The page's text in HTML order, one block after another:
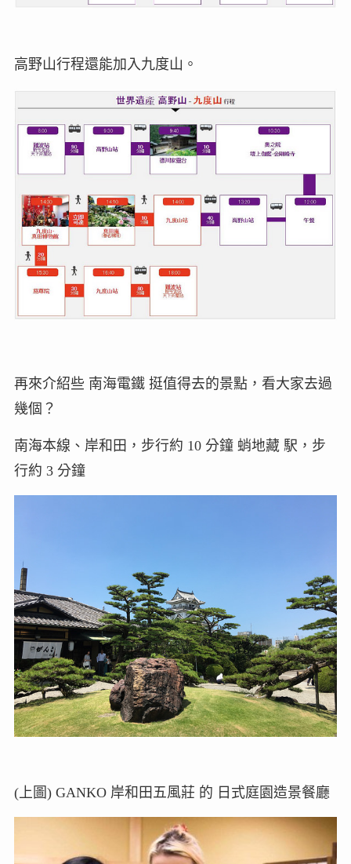
高野山行程還能加入九度山。
再來介紹些 南海電鐵 挺值得去的景點，看大家去過
幾個？
南海本線、岸和田，步行約 10 分鐘 蛸地藏 駅，步
行約 3 分鐘
(上圖) GANKO 岸和田五風莊 的 日式庭園造景餐廳